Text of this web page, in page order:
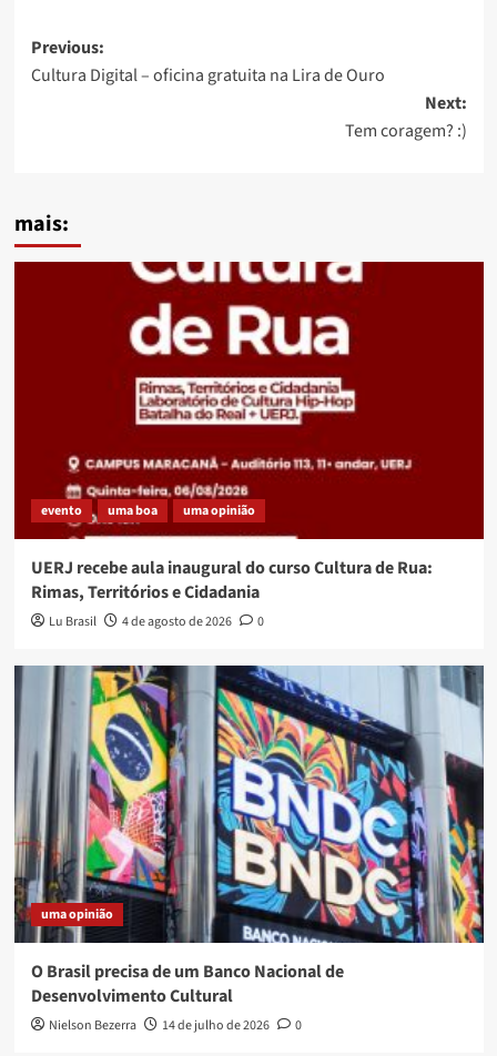
Post
navigation
Previous:
Cultura Digital – oficina gratuita na Lira de Ouro
Next:
Tem coragem? :)
mais:
evento uma boa uma opinião
UERJ recebe aula inaugural do curso Cultura de Rua:
Rimas, Territórios e Cidadania
Lu Brasil 4 de agosto de 2026 0
uma opinião
O Brasil precisa de um Banco Nacional de
Desenvolvimento Cultural
Nielson Bezerra 14 de julho de 2026 0